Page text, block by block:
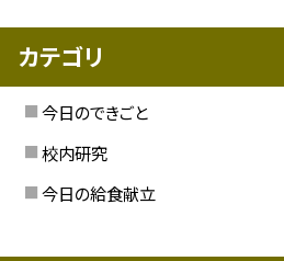
カテゴリ
今日のできごと
校内研究
今日の給食献立